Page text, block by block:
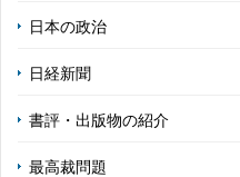
日本の政治
日経新聞
書評・出版物の紹介
最高裁問題